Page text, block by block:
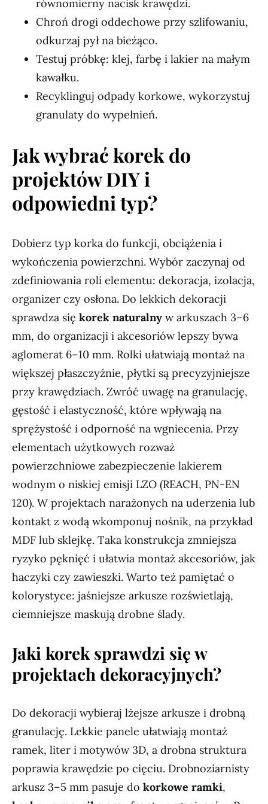
równomierny nacisk krawędzi.
Chroń drogi oddechowe przy szlifowaniu,
odkurzaj pył na bieżąco.
Testuj próbkę: klej, farbę i lakier na małym
kawałku.
Recyklinguj odpady korkowe, wykorzystuj
granulaty do wypełnień.
Jak wybrać korek do
projektów DIY i
odpowiedni typ?
Dobierz typ korka do funkcji, obciążenia i
wykończenia powierzchni. Wybór zaczynaj od
zdefiniowania roli elementu: dekoracja, izolacja,
organizer czy osłona. Do lekkich dekoracji
sprawdza się korek naturalny w arkuszach 3–6
mm, do organizacji i akcesoriów lepszy bywa
aglomerat 6–10 mm. Rolki ułatwiają montaż na
większej płaszczyźnie, płytki są precyzyjniejsze
przy krawędziach. Zwróć uwagę na granulację,
gęstość i elastyczność, które wpływają na
sprężystość i odporność na wgniecenia. Przy
elementach użytkowych rozważ
powierzchniowe zabezpieczenie lakierem
wodnym o niskiej emisji LZO (REACH, PN-EN
120). W projektach narażonych na uderzenia lub
kontakt z wodą wkomponuj nośnik, na przykład
MDF lub sklejkę. Taka konstrukcja zmniejsza
ryzyko pęknięć i ułatwia montaż akcesoriów, jak
haczyki czy zawieszki. Warto też pamiętać o
kolorystyce: jaśniejsze arkusze rozświetlają,
ciemniejsze maskują drobne ślady.
Jaki korek sprawdzi się w
projektach dekoracyjnych?
Do dekoracji wybieraj lżejsze arkusze i drobną
granulację. Lekkie panele ułatwiają montaż
ramek, liter i motywów 3D, a drobna struktura
poprawia krawędzie po cięciu. Drobnoziarnisty
arkusz 3–5 mm pasuje do korkowe ramki,